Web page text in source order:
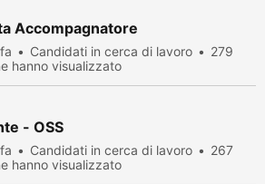
Accompagnatore
Candidati in cerca di lavoro
279
hanno visualizzato
- OSS
Candidati in cerca di lavoro
267
hanno visualizzato